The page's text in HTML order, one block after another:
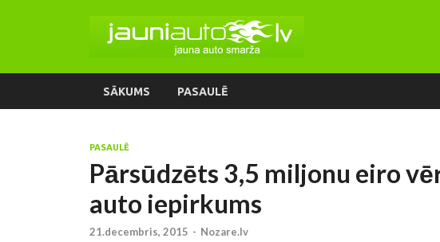
SĀKUMS PASAULĒ
PASAULĒ
Pārsūdzēts 3,5 miljonu eiro
auto iepirkums
21.decembris, 2015 - Nozare.lv